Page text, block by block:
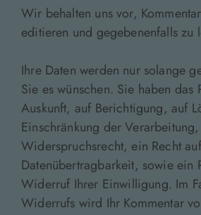
Wir behalten uns vor,
editieren und gegebenenfalls zu
Ihre Daten werden nur solange
Sie es wünschen. Sie haben das
Auskunft, auf Berichtigung, auf
Einschränkung der
Widerspruchsrecht, ein Recht auf
Datenübertragbarkeit, sowie ein
Widerruf Ihrer Einwilligung. Im
Widerrufs wird Ihr Kommentar